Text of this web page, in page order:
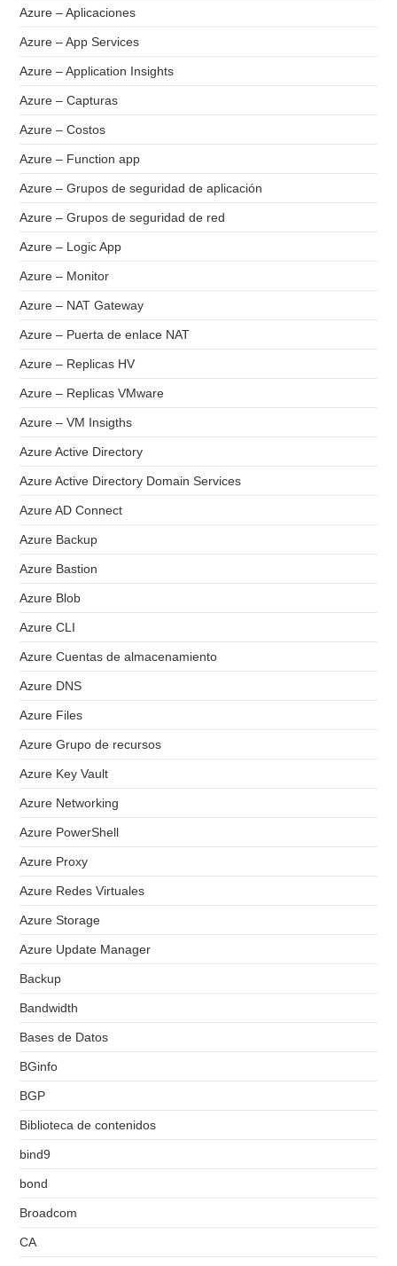
Azure – Aplicaciones
Azure – App Services
Azure – Application Insights
Azure – Capturas
Azure – Costos
Azure – Function app
Azure – Grupos de seguridad de aplicación
Azure – Grupos de seguridad de red
Azure – Logic App
Azure – Monitor
Azure – NAT Gateway
Azure – Puerta de enlace NAT
Azure – Replicas HV
Azure – Replicas VMware
Azure – VM Insigths
Azure Active Directory
Azure Active Directory Domain Services
Azure AD Connect
Azure Backup
Azure Bastion
Azure Blob
Azure CLI
Azure Cuentas de almacenamiento
Azure DNS
Azure Files
Azure Grupo de recursos
Azure Key Vault
Azure Networking
Azure PowerShell
Azure Proxy
Azure Redes Virtuales
Azure Storage
Azure Update Manager
Backup
Bandwidth
Bases de Datos
BGinfo
BGP
Biblioteca de contenidos
bind9
bond
Broadcom
CA